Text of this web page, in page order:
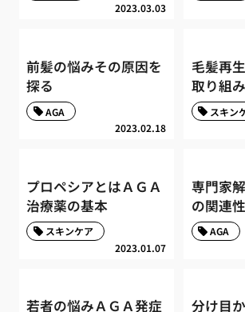
2023.03.03
前髪の悩みその原因を
探る
2023.02.18
AGA
毛髪再
取り組み
スキン
プロペシアとはＡＧＡ
治療薬の基本
2023.01.07
スキンケア
専門家
の関連性
AGA
若者の悩みＡＧＡ発症 分け目